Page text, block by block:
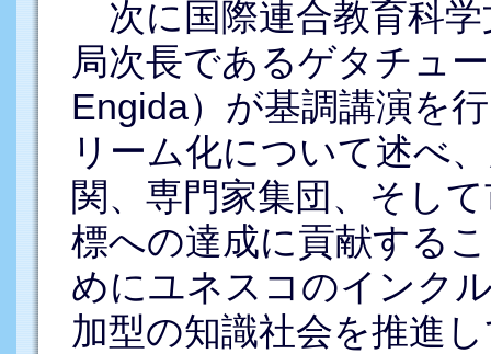
次に国際連合教育科学
局次長であるゲタチュ
Engida）が基調講演を
リーム化について述べ
関、専門家集団、そし
標への達成に貢献する
めにユネスコのインク
加型の知識社会を推進